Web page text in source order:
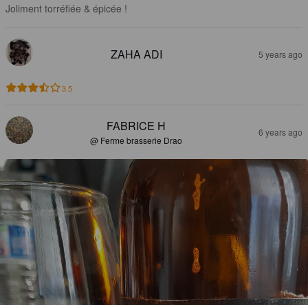
Joliment torréfiée & épicée !
ZAHA ADI 5 years ago
3.5
FABRICE H
@ Ferme brasserie Drao
6 years ago